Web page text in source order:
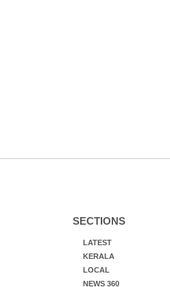
SECTIONS
LATEST
KERALA
LOCAL
NEWS 360